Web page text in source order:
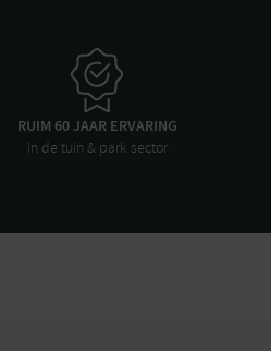
RUIM 60 JAAR ERVARING
in de tuin & park sector